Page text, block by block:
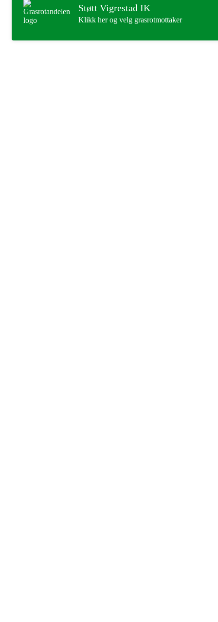
Støtt Vigrestad IK
Klikk her og velg grasrotmottaker